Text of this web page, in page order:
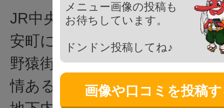
JR中央線 八王子駅南口から徒
安町にある居酒屋です。
野猿街道（都道160号）・南大
情ある横丁を再現した施設、
メニュー画像の投稿も
お待ちしています。
ドンドン投稿してね♪
画像や口コミを投稿